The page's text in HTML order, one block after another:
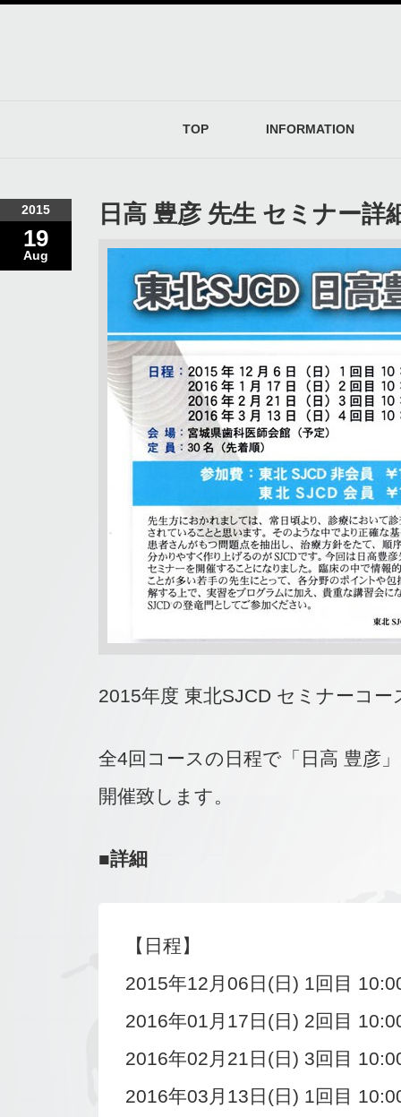
TOP INFORMATION
2015
19
Aug
日高 豊彦 先生 セミナー詳
2015年度 東北SJCD セミナーコー
全4回コースの日程で「日高 豊彦
開催致します。
■詳細
【日程】
2015年12月06日(日) 1回目
2016年01月17日(日) 2回目
2016年02月21日(日) 3回目
2016年03月13日(日) 1回目